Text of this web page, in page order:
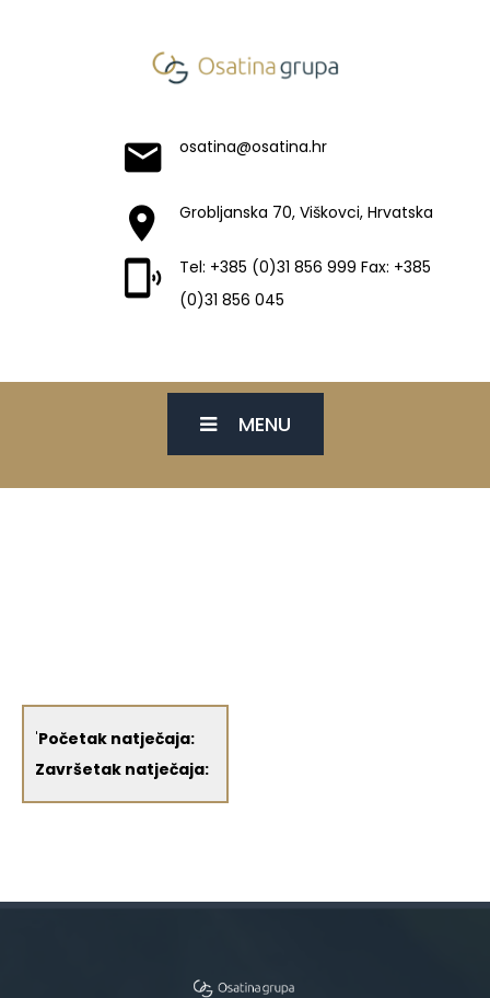
osatina@osatina.hr
Grobljanska 70, Viškovci, Hrvatska
Tel: +385 (0)31 856 999 Fax: +385
(0)31 856 045
MENU
'Početak natječaja:
Završetak natječaja: